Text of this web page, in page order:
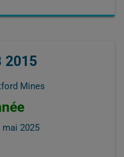
2015
Mines
mai 2025